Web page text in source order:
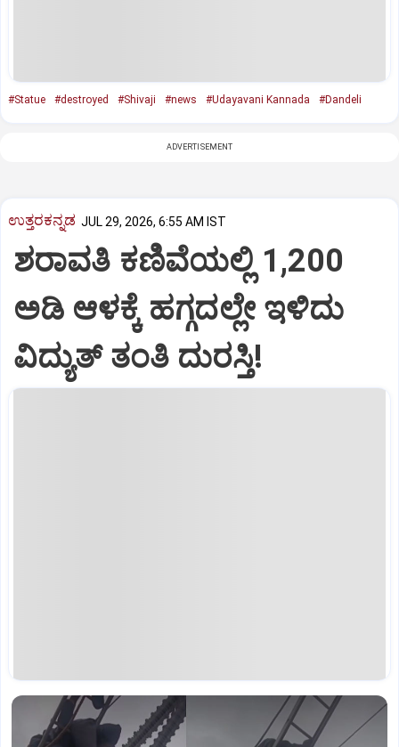
#Statue #destroyed #Shivaji #news #Udayavani Kannada #Dandeli
ADVERTISEMENT
ಉತ್ತರಕನ್ನಡ JUL 29, 2026, 6:55 AM IST
ಶರಾವತಿ ಕಣಿವೆಯಲ್ಲಿ 1,200
ಅಡಿ ಆಳಕ್ಕೆ ಹಗ್ಗದಲ್ಲೇ ಇಳಿದು
ವಿದ್ಯುತ್‌ ತಂತಿ ದುರಸ್ತಿ!